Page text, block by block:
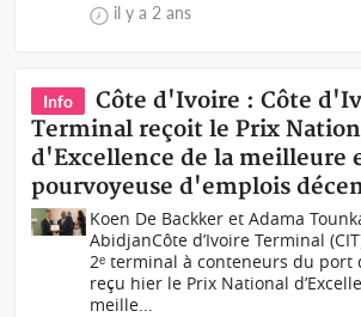
il y a 2 ans
Info
Côte d'Ivoire : Côte
Terminal reçoit le Prix
d'Excellence de la meilleure
pourvoyeuse d'emplois
Koen De Backker et Adama
AbidjanCôte d’Ivoire Terminal
2ᵉ terminal à conteneurs du port
reçu hier le Prix National
meille...